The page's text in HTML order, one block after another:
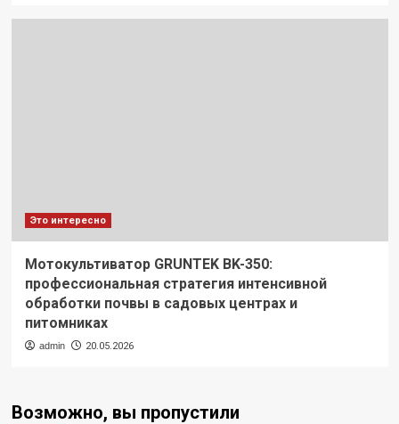
Это интересно
Мотокультиватор GRUNTEK BK-350:
профессиональная стратегия интенсивной
обработки почвы в садовых центрах и
питомниках
admin 20.05.2026
Возможно, вы пропустили